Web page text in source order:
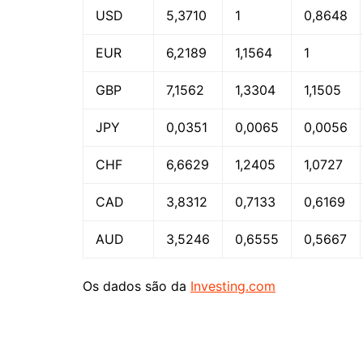
USD 5,3710 1 0,8648
EUR 6,2189 1,1564 1
GBP 7,1562 1,3304 1,1505
JPY 0,0351 0,0065 0,0056
CHF 6,6629 1,2405 1,0727
CAD 3,8312 0,7133 0,6169
AUD 3,5246 0,6555 0,5667
Os dados são da Investing.com